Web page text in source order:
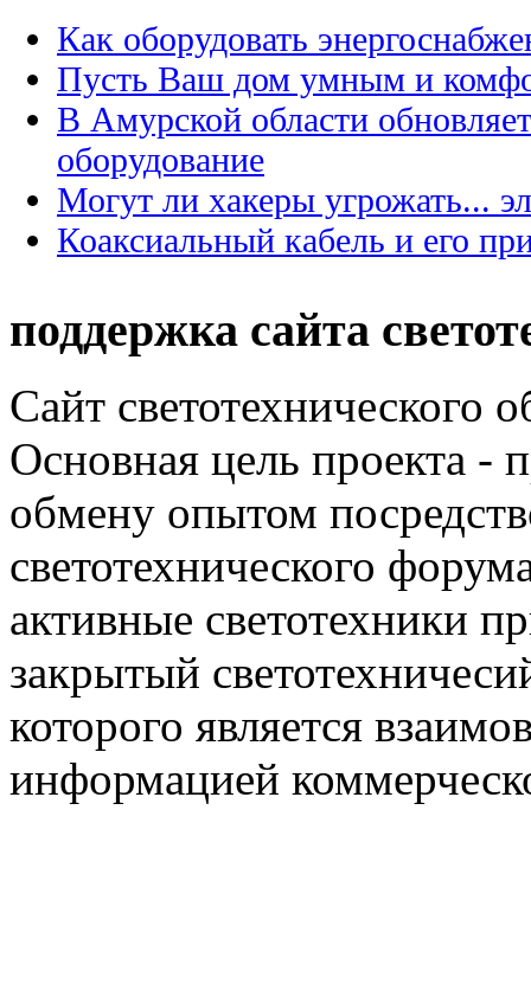
Как оборудовать
Пусть Ваш дом умным и
В Амурской области
оборудование
Могут ли хакеры угрожать...
Коаксиальный кабель и его
поддержка сайта
Сайт светотехнического
Основная цель проекта -
обмену опытом
светотехнического
активные светотехники
закрытый
которого является
информацией